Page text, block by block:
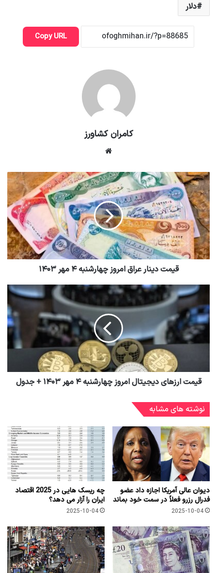
دلار
Copy URL
کامران کشاورز
قیمت دینار عراق امروز چهارشنبه ۴ مهر ۱۴۰۳
قیمت ارزهای دیجیتال امروز چهارشنبه ۴ مهر ۱۴۰۳ + جدول
نوشته های مشابه
دیوان عالی آمریکا اجازه داد عضو
فدرال رزرو فعلاً در سمت خود بماند
2025-10-04
چه ریسک هایی در 2025 اقتصاد
ایران را آزار می دهد؟
2025-10-04